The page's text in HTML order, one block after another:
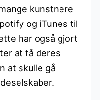
kunstnere
og iTunes til
har også gjort
at få deres
at skulle gå